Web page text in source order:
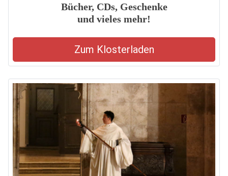
Bücher, CDs, Geschenke
und vieles mehr!
Zum Klosterladen